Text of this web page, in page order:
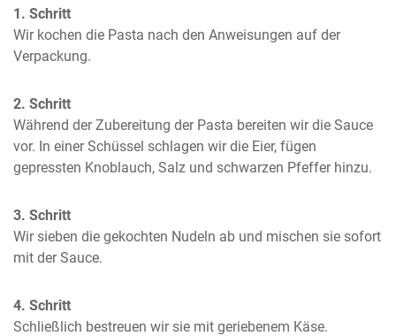
1. Schritt
Wir kochen die Pasta nach den Anweisungen auf der
Verpackung.
2. Schritt
Während der Zubereitung der Pasta bereiten wir die Sauce
vor. In einer Schüssel schlagen wir die Eier, fügen
gepressten Knoblauch, Salz und schwarzen Pfeffer hinzu.
3. Schritt
Wir sieben die gekochten Nudeln ab und mischen sie sofort
mit der Sauce.
4. Schritt
Schließlich bestreuen wir sie mit geriebenem Käse.